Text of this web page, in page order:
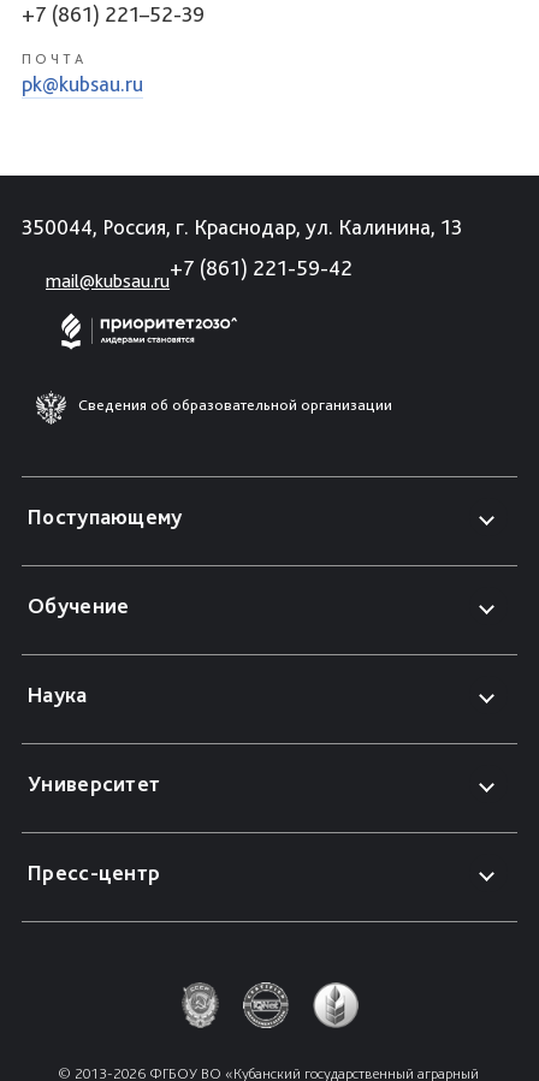
+7 (861) 221–52-39
ПОЧТА
pk@kubsau.ru
350044, Россия, г. Краснодар, ул. Калинина, 13
mail@kubsau.ru
+7 (861) 221-59-42
Сведения об образовательной организации
Поступающему
Обучение
Наука
Университет
Пресс-центр
© 2013-2026 ФГБОУ ВО «Кубанский государственный аграрный